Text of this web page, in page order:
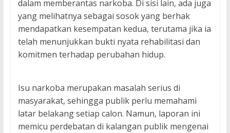
dalam memberantas narkoba. Di sisi lain, ada juga
yang melihatnya sebagai sosok yang berhak
mendapatkan kesempatan kedua, terutama jika ia
telah menunjukkan bukti nyata rehabilitasi dan
komitmen terhadap perubahan hidup.
Isu narkoba merupakan masalah serius di
masyarakat, sehingga publik perlu memahami
latar belakang setiap calon. Namun, laporan ini
memicu perdebatan di kalangan publik mengenai